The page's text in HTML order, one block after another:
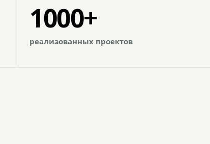
1000+
реализованных проектов